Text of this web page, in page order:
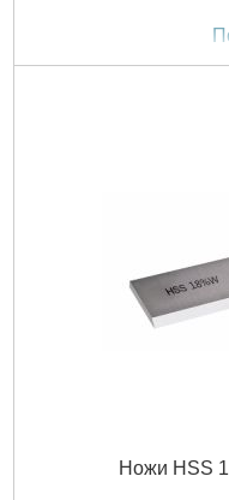
Ножи HSS